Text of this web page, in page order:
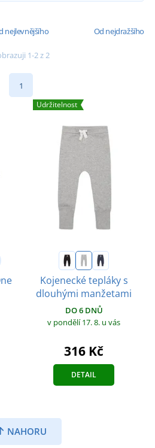
nejlevnějšího Od nejdražšího
1-2 z 2
1
Udržitelnost
Kojenecké tepláky s
dlouhými manžetami
DO 6 DNŮ
v pondělí 17. 8. u vás
316 Kč
DETAIL
NAHORU